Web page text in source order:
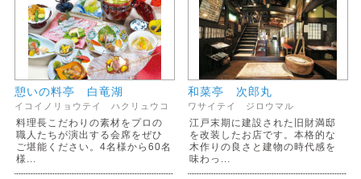
憩いの料亭 白竜湖
イコイノリョウテイ ハクリュウコ
料理長こだわりの素材をプロの
職人たちが演出する会席をぜひ
ご堪能ください。4名様から60名
様...
和菜亭 次郎丸
ワサイテイ ジロウマル
江戸末期に建設された旧財満邸
を改装したお店です。本格的な
木作りの良さと建物の時代感を
味わっ...